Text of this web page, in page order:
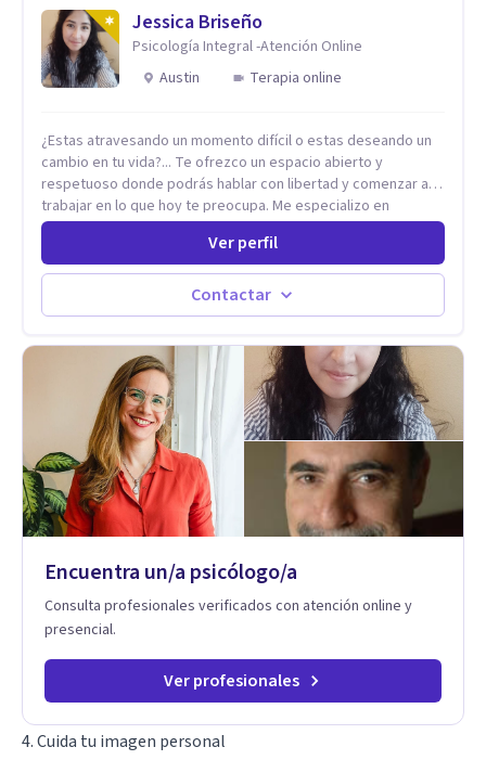
Jessica Briseño
Psicología Integral -Atención Online
Austin
Terapia online
¿Estas atravesando un momento difícil o estas deseando un
cambio en tu vida?... Te ofrezco un espacio abierto y
respetuoso donde podrás hablar con libertad y comenzar a
trabajar en lo que hoy te preocupa. Me especializo en
Trastornos de Ansiedad y a lo largo de mi experiencia
profesional he acompañado a muchas Familias y Parejas con
distintas problemáticas como el manejo del estrés,
Autoestima, Gestión de la Ira, Depresión, Retos en la Crianza,
Codependencia, Celos, entre otros. Cuento con más de 12
trabajado en distintos contextos clínicos con niños,
Adolescentes y Adultos
Ver perfil
Contactar
Encuentra un/a psicólogo/a
Consulta profesionales verificados con atención online y
presencial.
Ver profesionales
4. Cuida tu imagen personal